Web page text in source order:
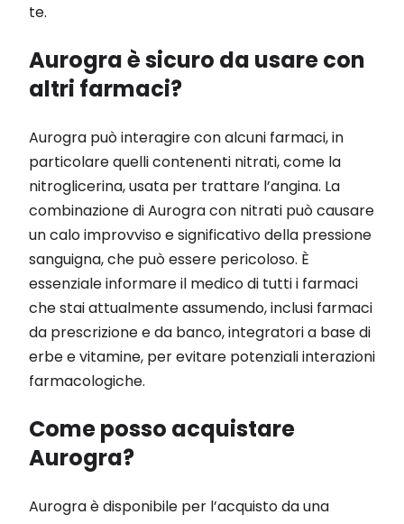
te.
Aurogra è sicuro da usare con
altri farmaci?
Aurogra può interagire con alcuni farmaci, in
particolare quelli contenenti nitrati, come la
nitroglicerina, usata per trattare l’angina. La
combinazione di Aurogra con nitrati può causare
un calo improvviso e significativo della pressione
sanguigna, che può essere pericoloso. È
essenziale informare il medico di tutti i farmaci
che stai attualmente assumendo, inclusi farmaci
da prescrizione e da banco, integratori a base di
erbe e vitamine, per evitare potenziali interazioni
farmacologiche.
Come posso acquistare
Aurogra?
Aurogra è disponibile per l’acquisto da una